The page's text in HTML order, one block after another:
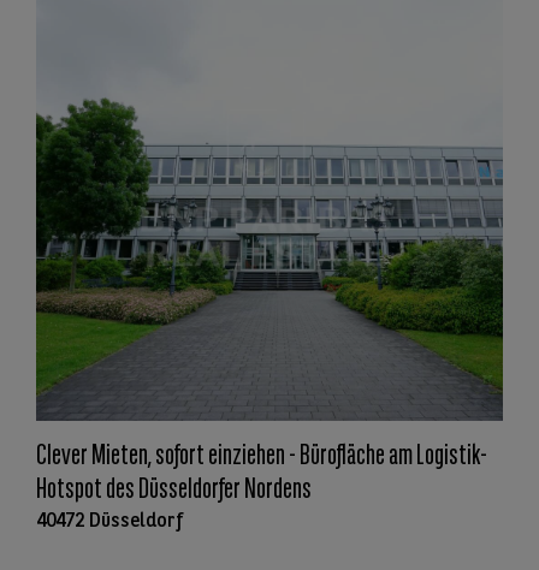
Clever Mieten, sofort einziehen - Bürofläche am Logistik-
Hotspot des Düsseldorfer Nordens
40472 Düsseldorf